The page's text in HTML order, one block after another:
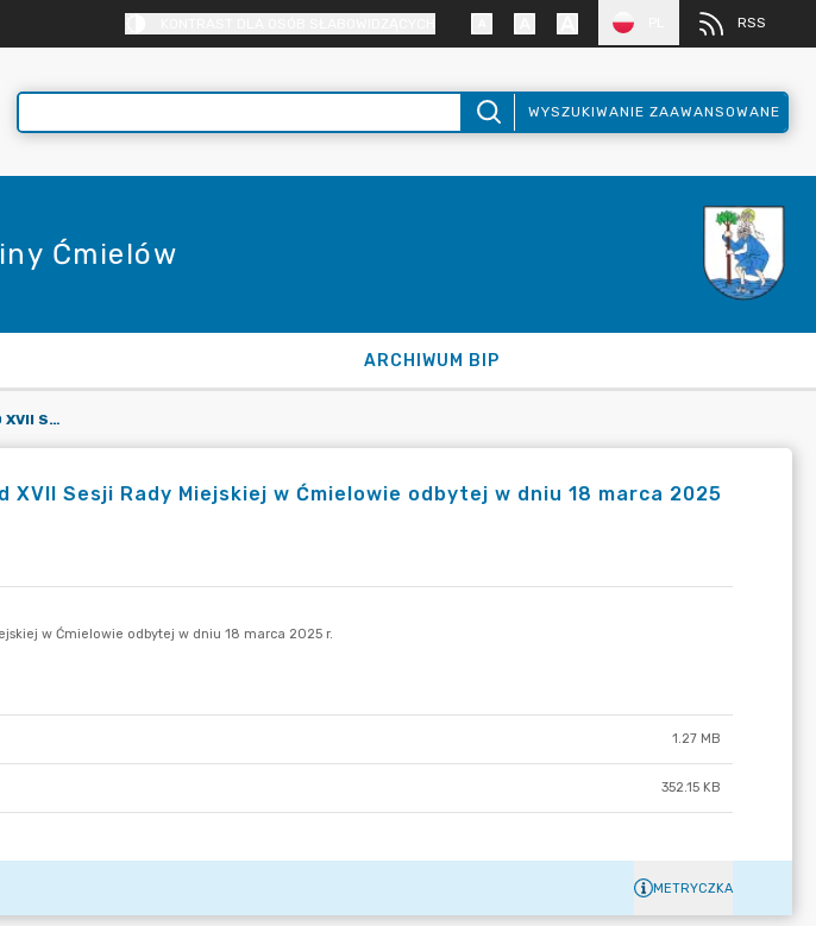
RSS
WYSZUKIWANIE ZAAWANSOWANE
Ćmielów
ARCHIWUM BIP
PROTOKÓŁ NR XVII/2025 Z OBRAD XVII SESJI RADY MIEJSKIEJ W ĆMIELOWIE ODBYTEJ W DNIU 18 MARCA 2025 R.
XVII Sesji Rady Miejskiej w Ćmielowie odbytej w dniu 18 marca 2025
1.27 MB
352.15 KB
METRYCZKA